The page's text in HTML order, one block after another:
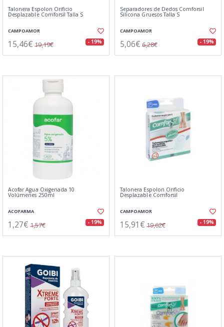
Talonera Espolon Orificio
Desplazable Comforsil Talla S
CAMPOAMOR
15,46€ 19,19€ - 19%
Separadores de Dedos Comforsil
Silicona Gruesos Talla S
CAMPOAMOR
5,06€ 6,28€ - 19%
Acofar Agua Oxigenada 10
Volúmenes 250ml
ACOFARMA
1,27€ 1,57€ - 19%
Talonera Espolon Orificio
Desplazable Comforsil
CAMPOAMOR
15,91€ 19,62€ - 19%